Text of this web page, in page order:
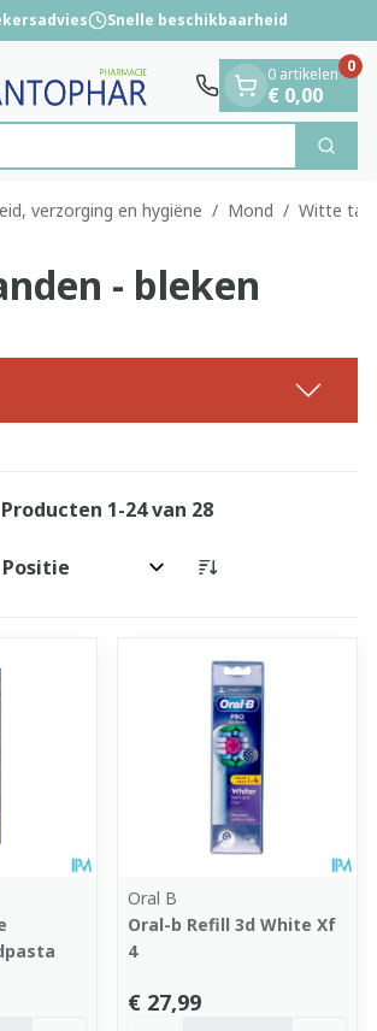
Snelle beschikbaarheid
Zoek
0 artikelen
€ 0,00
0
verzorging en hygiëne / Mond / Witte
- bleken
Producten 1-24van 28
Sorteer op:
Oral B
Oral-b Refill 3d White Xf
4
€ 27,99